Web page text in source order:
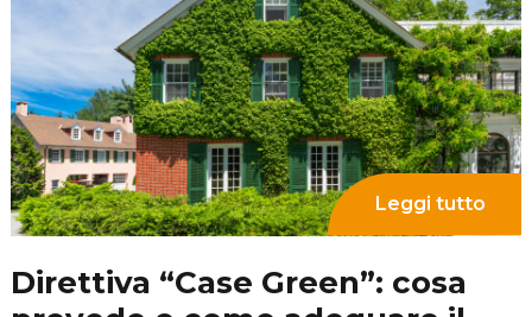
Via Capergnanica 3/R, Crema (CR) - 26013
P. Iva 08154800968
info@rlasrl.it
I NOSTRI PARTNER